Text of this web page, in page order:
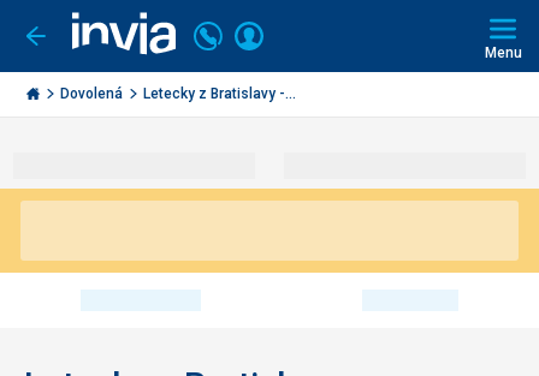
Jít
zpět
Invia.cz
Volejte
226
000
290
Přihlásit
Menu
Dovolená Letecky z Bratislavy -...